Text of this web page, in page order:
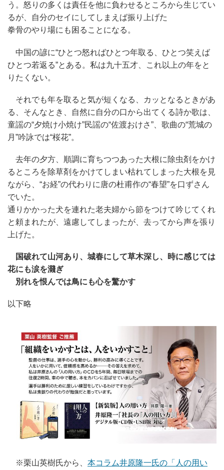
う。怒りの多くは責任を他に負わせるところから生じてい
るが、自分のセイにしてしまえば振り上げた
拳骨のやり場にも困ることになる。
中国の諺に“ひとつ怒ればひとつ年取る、ひとつ笑えば
ひとつ若返る”とある。私は九十五才、これ以上の年をと
りたくない。
それでも年を取ると気が短くなる、カッとなるときがあ
る、そんなとき、自然に自分の口から出てくる詩か歌は、
童謡の“夕焼け小焼け”民謡の“佐渡おけさ”、歌曲の“荒城の
月”吟詠では“桜花”。
去年の夕方、順調に育ちつつあった大根に除虫剤をかけ
るところを除草剤をかけてしまい枯れてしまった大根を見
ながら、“お経”の代わりに唐の杜甫作の“春望”を口ずさん
でいた。
通りかかった犬を連れた老夫婦から節をつけて吟じてくれ
と頼まれたが、遠慮してしまったが、去ってから声を張り
上げた。
国破れて山河あり、城春にして草木深し、時に感じては
花にも涙を濺ぎ
別れを恨んでは鳥にも心を驚かす
以下略
※栗山英樹氏から、 本コラム井原隆一氏の「人の用い